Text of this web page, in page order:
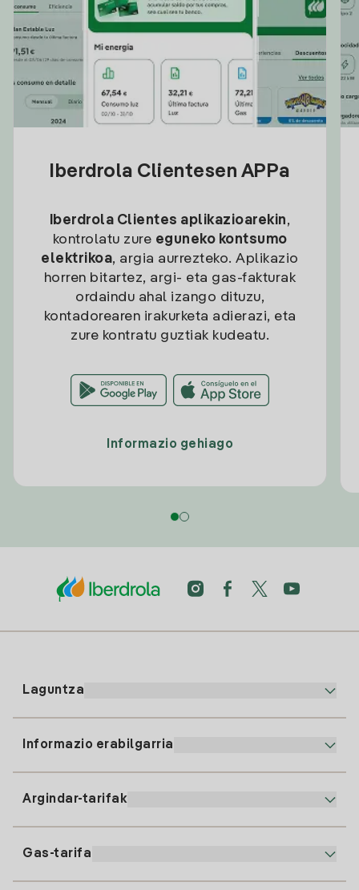
Iberdrola Clientesen APPa
Iberdrola Clientes aplikazioarekin,
kontrolatu zure eguneko kontsumo
elektrikoa, argia aurrezteko. Aplikazio
horren bitartez, argi- eta gas-fakturak
ordaindu ahal izango dituzu,
kontadorearen irakurketa adierazi, eta
zure kontratu guztiak kudeatu.
Informazio gehiago
Laguntza
91 919 52 73
clientes@tuiberdrola.es
Informazio erabilgarria
Argindar-tarifak
Gas-tarifa